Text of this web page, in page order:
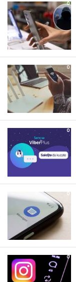
0
0
0
0
0